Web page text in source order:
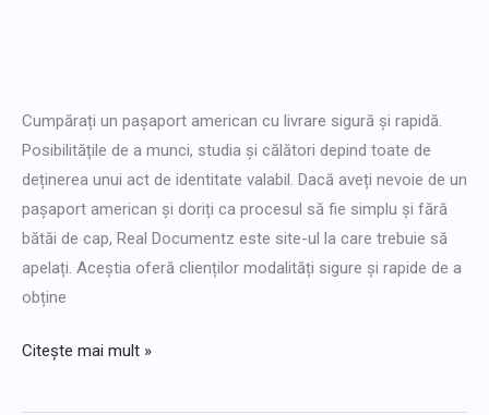
Cumpărați un pașaport american cu livrare sigură și rapidă.
Posibilitățile de a munci, studia și călători depind toate de
deținerea unui act de identitate valabil. Dacă aveți nevoie de un
pașaport american și doriți ca procesul să fie simplu și fără
bătăi de cap, Real Documentz este site-ul la care trebuie să
apelați. Aceștia oferă clienților modalități sigure și rapide de a
obține
american
Citește mai mult »